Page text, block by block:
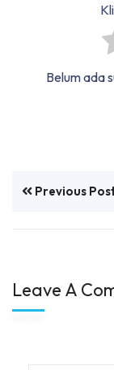
Belum ada
Previous
Leave A